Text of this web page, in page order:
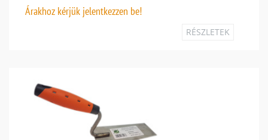
Árakhoz kérjük jelentkezzen be!
RÉSZLETEK